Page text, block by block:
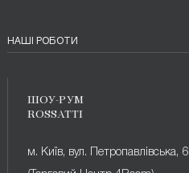
НАШІ РОБОТИ
ШОУ-РУМ
ROSSATTI
м. Київ, вул. Петропавлівська, 6